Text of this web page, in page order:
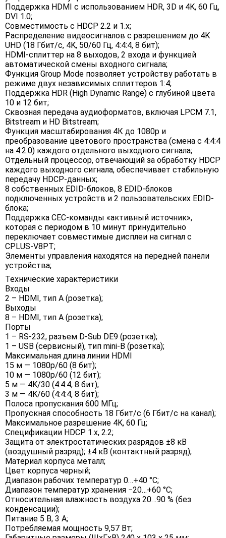
Поддержка HDMI с использованием HDR, 3D и 4K, 60 Гц,
DVI 1.0;
Совместимость с HDCP 2.2 и 1.x;
Распределение видеосигналов с разрешением до 4K
UHD (18 Гбит/с, 4K, 50/60 Гц, 4:4:4, 8 бит);
HDMI-сплиттер на 8 выходов, 2 входа и функцией
автоматической смены входного сигнала;
Функция Group Mode позволяет устройству работать в
режиме двух независимых сплиттеров 1:4;
Поддержка HDR (High Dynamic Range) с глубиной цвета
10 и 12 бит;
Сквозная передача аудиоформатов, включая LPCM 7.1,
Bitstream и HD Bitstream;
Функция масштабирования 4К до 1080p и
преобразование цветового пространства (смена с 4:4:4
на 4:2:0) каждого отдельного выходного сигнала;
Отдельный процессор, отвечающий за обработку HDCP
каждого выходного сигнала, обеспечивает стабильную
передачу HDCP-данных;
8 собственных EDID-блоков, 8 EDID-блоков
подключенных устройств и 2 пользовательских EDID-
блока;
Поддержка CEC-команды «активный источник»,
которая c периодом в 10 минут принудительно
переключает совместимые дисплеи на сигнал с
CPLUS-V8PT;
Элементы управления находятся на передней панели
устройства;
Технические характеристики
Входы
2 – HDMI, тип А (розетка);
Выходы
8 – HDMI, тип A (розетка);
Порты
1 – RS-232, разъем D-Sub DE9 (розетка);
1 – USB (сервисный), тип mini-B (розетка);
Максимальная длина линии HDMI
15 м — 1080p/60 (8 бит);
10 м — 1080p/60 (12 бит);
5 м — 4K/30 (4:4:4, 8 бит);
3 м — 4K/60 (4:4:4, 8 бит);
Полоса пропускания 600 МГц;
Пропускная способность 18 Гбит/с (6 Гбит/с на канал);
Максимальное разрешение 4K, 60 Гц;
Спецификации HDCP 1.x, 2.2;
Защита от электростатических разрядов ±8 кВ
(воздушный разряд); ±4 кВ (контактный разряд);
Материал корпуса металл;
Цвет корпуса черный;
Диапазон рабочих температур 0…+40 °C;
Диапазон температур хранения −20…+60 °C;
Относительная влажность воздуха 20…90 % (без
конденсации);
Питание 5 В, 3 А;
Потребляемая мощность 9,57 Вт;